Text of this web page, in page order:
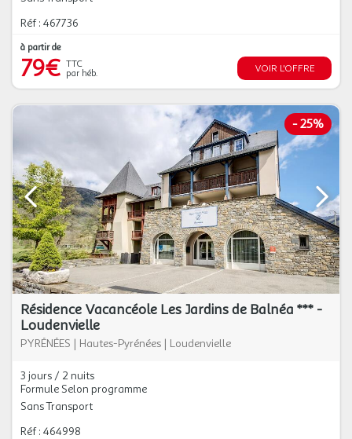
Réf : 467736
à partir de
79€ TTC
par héb.
VOIR L'OFFRE
- 25%
Résidence Vacancéole Les Jardins de Balnéa *** -
Loudenvielle
PYRÉNÉES | Hautes-Pyrénées | Loudenvielle
3 jours / 2 nuits
Formule Selon programme
Sans Transport
Réf : 464998